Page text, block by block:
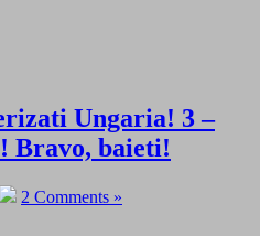
Ungaria! 3 –
Bravo, baieti!
2 Comments »